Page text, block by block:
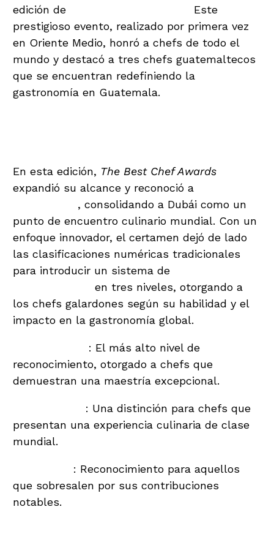
edición de
Este
prestigioso evento, realizado por primera vez
en Oriente Medio, honró a chefs de todo el
mundo y destacó a tres chefs guatemaltecos
que se encuentran redefiniendo la
gastronomía en Guatemala.
En esta edición, The Best Chef Awards
expandió su alcance y reconoció a
, consolidando a Dubái como un
punto de encuentro culinario mundial. Con un
enfoque innovador, el certamen dejó de lado
las clasificaciones numéricas tradicionales
para introducir un sistema de
en tres niveles, otorgando a
los chefs galardones según su habilidad y el
impacto en la gastronomía global.
: El más alto nivel de
reconocimiento, otorgado a chefs que
demuestran una maestría excepcional.
: Una distinción para chefs que
presentan una experiencia culinaria de clase
mundial.
: Reconocimiento para aquellos
que sobresalen por sus contribuciones
notables.